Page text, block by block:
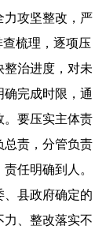
力攻坚整改，严
梳理，逐项压
整治进度，对未
完成时限，通
。要压实主体责
总责，分管负责
任明确到人。
、县政府确定的
力、整改落实不